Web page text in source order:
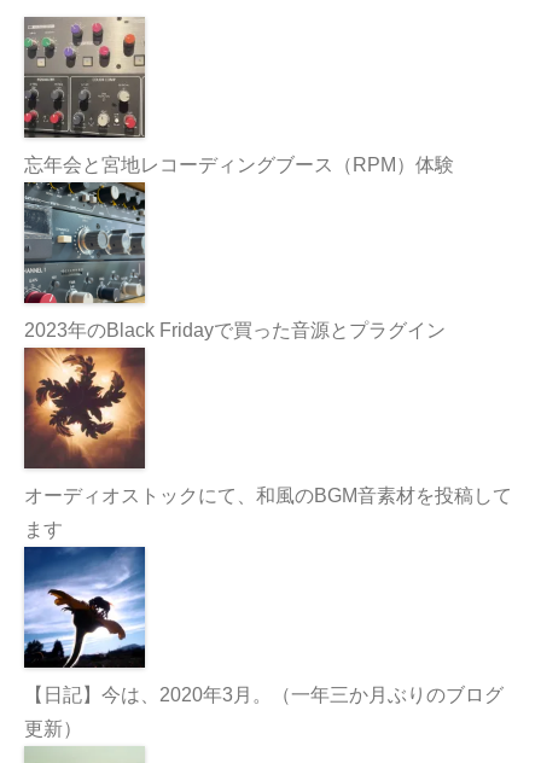
忘年会と宮地レコーディングブース（RPM）体験
2023年のBlack Fridayで買った音源とプラグイン
オーディオストックにて、和風のBGM音素材を投稿して
ます
【日記】今は、2020年3月。（一年三か月ぶりのブログ
更新）